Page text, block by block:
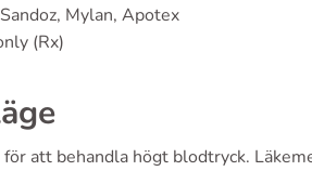
Mylan, Apotex
(Rx)
att behandla högt blodtryck.